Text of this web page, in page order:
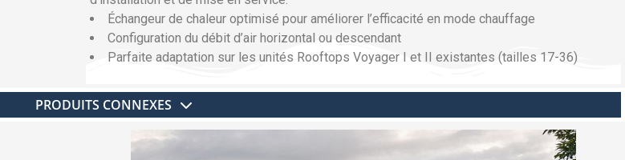
Échangeur de chaleur optimisé pour améliorer l’efficacité en mode chauffage
Configuration du débit d’air horizontal ou descendant
Parfaite adaptation sur les unités Rooftops Voyager I et II existantes (tailles 17-36)
PRODUITS CONNEXES